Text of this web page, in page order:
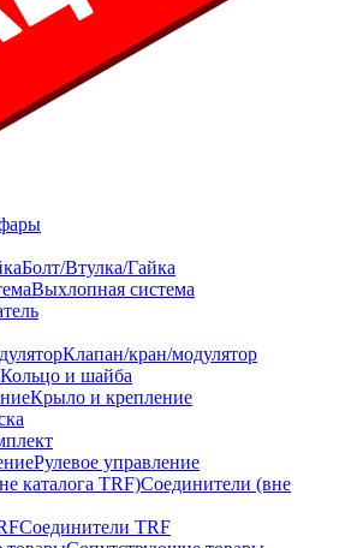
Болт/Втулка/Гайка
Выхлопная система
Клапан/кран/модулятор
Кольцо и шайба
Крыло и крепление
Рулевое управление
Соединители (вне
Соединители TRF